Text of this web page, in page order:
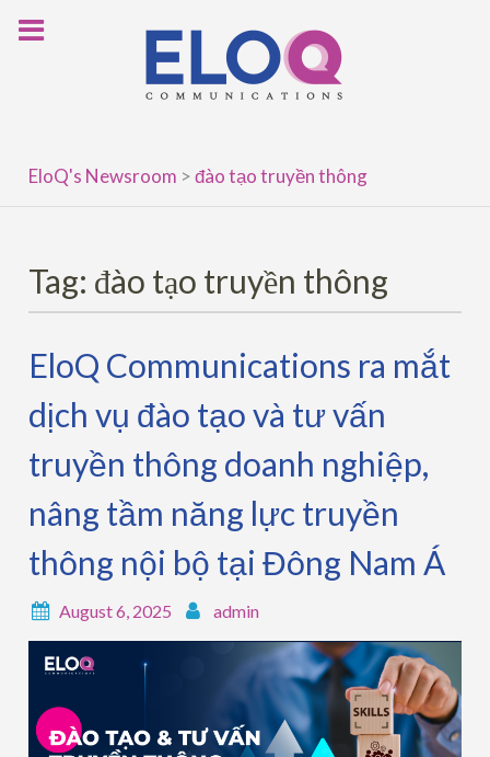
EloQ's Newsroom >đào tạo truyền thông
Tag: đào tạo truyền thông
EloQ Communications ra mắt
dịch vụ đào tạo và tư vấn
truyền thông doanh nghiệp,
nâng tầm năng lực truyền
thông nội bộ tại Đông Nam Á
August 6, 2025 admin